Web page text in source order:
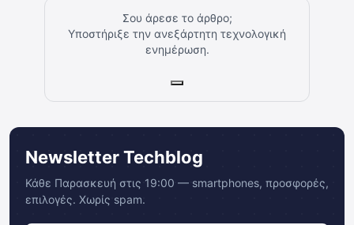
Σου άρεσε το άρθρο;
Υποστήριξε την ανεξάρτητη τεχνολογική
ενημέρωση.
Newsletter Techblog
Κάθε Παρασκευή στις 19:00 — smartphones, προσφορές,
επιλογές. Χωρίς spam.